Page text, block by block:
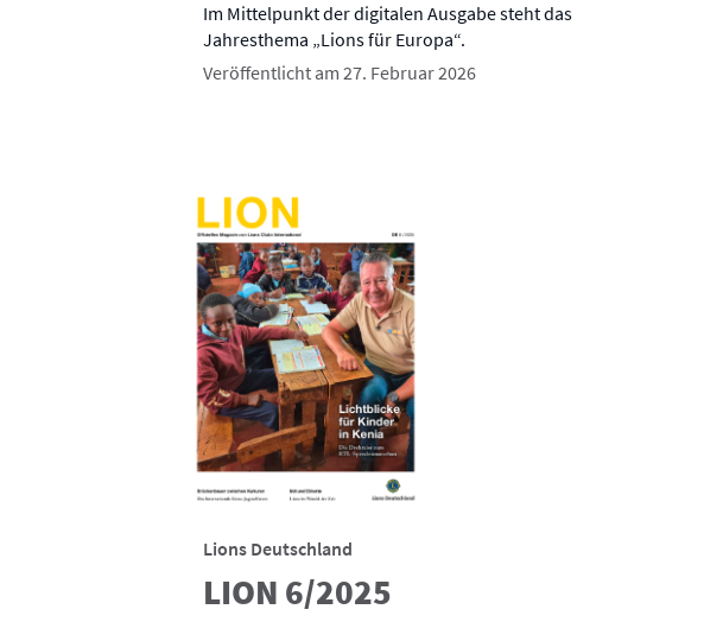
Im Mittelpunkt der digitalen Ausgabe steht das
Jahresthema „Lions für Europa“.
Veröffentlicht am 27. Februar 2026
Lions Deutschland
LION 6/2025